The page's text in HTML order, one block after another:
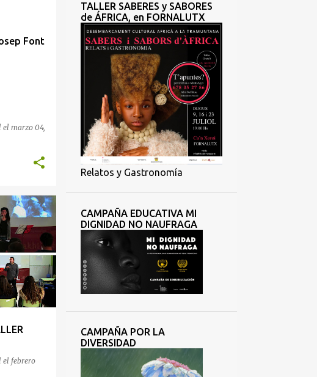
Font
el marzo 04,
el febrero
TALLER SABERES y SABORES
de ÁFRICA, en FORNALUTX
Relatos y Gastronomía
CAMPAÑA EDUCATIVA MI
DIGNIDAD NO NAUFRAGA
CAMPAÑA POR LA
DIVERSIDAD